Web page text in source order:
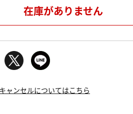
在庫がありません
ャンセルについてはこちら